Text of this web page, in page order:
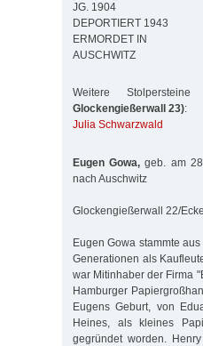
JG. 1904
DEPORTIERT 1943
ERMORDET IN
AUSCHWITZ
Weitere
Glockengießerwall 23):
Julia Schwarzwald
Eugen Gowa, geb. am
nach Auschwitz
Glockengießerwall 22/
Eugen Gowa stammte
Generationen als
war Mitinhaber der Firma
Hamburger
Eugens Geburt, von
Heines, als kleines
gegründet worden.